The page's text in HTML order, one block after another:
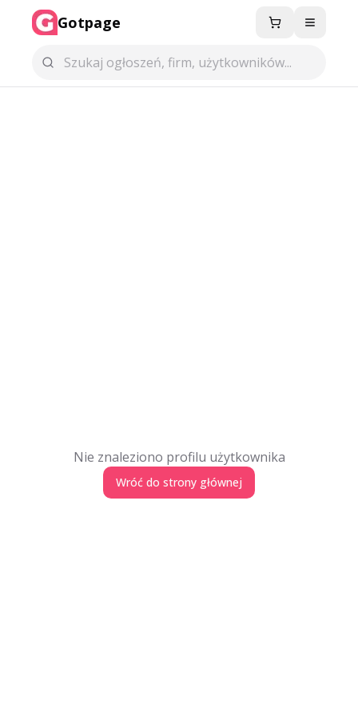
Gotpage Menu
Nie znaleziono profilu użytkownika
Wróć do strony głównej